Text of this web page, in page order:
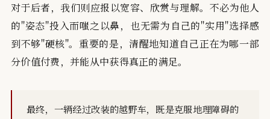
对于后者，我们则应报以宽容、欣赏与理解。不必为他人
的"姿态"投入而嗤之以鼻，也无需为自己的"实用"选择感
到不够"硬核"。重要的是，清醒地知道自己正在为哪一部
分价值付费，并能从中获得真正的满足。
最终，一辆经过改装的越野车，既是克服地理障碍的